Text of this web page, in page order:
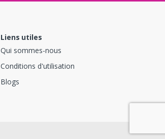
Liens utiles
Qui sommes-nous
Conditions d'utilisation
Blogs